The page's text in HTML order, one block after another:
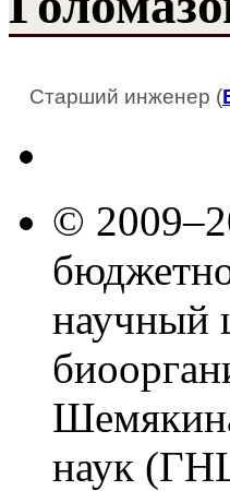
Старший инженер (
©
научный
наук